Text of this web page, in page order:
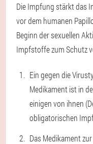
Die Impfung stärkt das
vor dem humanen
Beginn der sexuellen
Impfstoffe zum Schutz
Ein gegen die
Medikament ist in
einigen von ihnen
obligatorischen
Das Medikament